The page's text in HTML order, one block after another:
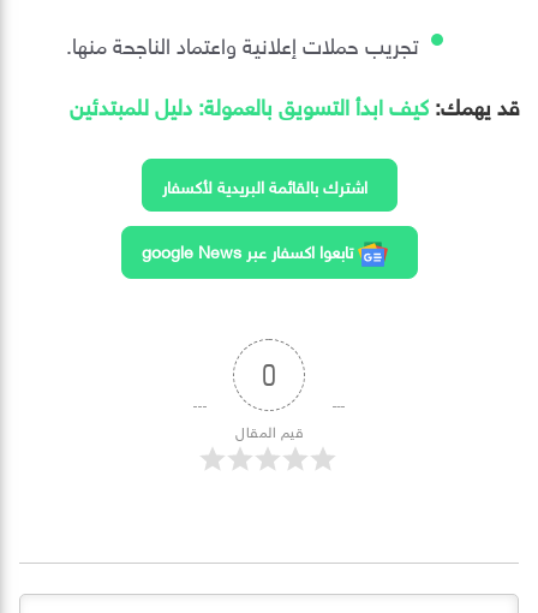
تجريب حملات إعلانية واعتماد الناجحة منها.
قد يهمك:كيف ابدأ التسويق بالعمولة: دليل للمبتدئين
اشترك بالقائمة البريدية لأكسفار
تابعوا اكسفار عبر google News
0
قيم المقال